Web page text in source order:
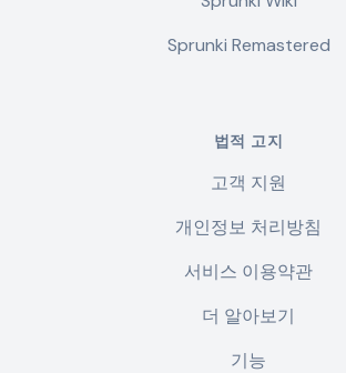
Sprunki Remastered
법적 고지
고객 지원
개인정보 처리방침
서비스 이용약관
더 알아보기
기능